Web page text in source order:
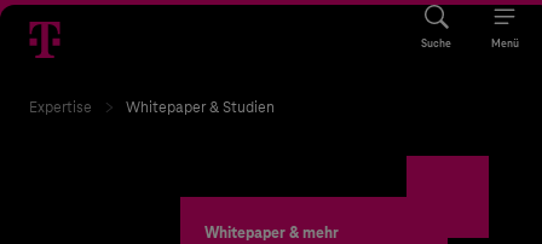
Suche Menü
Expertise Whitepaper & Studien
Whitepaper & mehr